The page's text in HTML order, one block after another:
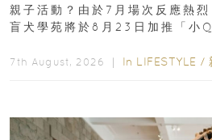
親子活動？由於7月場次反應熱
盲犬學苑將於8月23日加推「小
7th August, 2026 ｜ In LIFESTYLE /